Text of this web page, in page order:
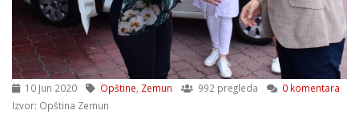
10 Jun 2020 Opštine, Zemun 992 pregleda
0 komentara
Izvor: Opština Zemun